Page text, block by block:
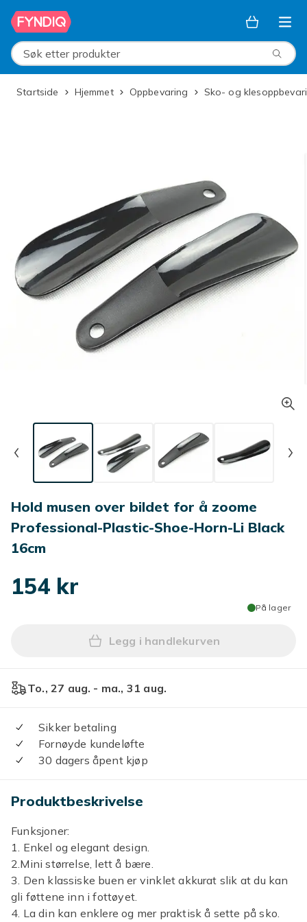
Hopp til hovedinnhold
Søk etter produkter
Startside Hjemmet Oppbevaring Sko- og
Hold musen over bildet for å zoome
Professional-Plastic-Shoe-Horn-Li Black
16cm
154 kr
På lager
Legg Hold musen over
Legg i handlekurven
To., 27 aug. - ma., 31 aug.
Sikker betaling
Fornøyde kundeløfte
30 dagers åpent kjøp
Produktbeskrivelse
Funksjoner:
1. Enkel og elegant design.
2.Mini størrelse, lett å bære.
3. Den klassiske buen er vinklet akkurat slik at du kan
gli føttene inn i fottøyet.
4. La din kan enklere og mer praktisk å sette på sko.